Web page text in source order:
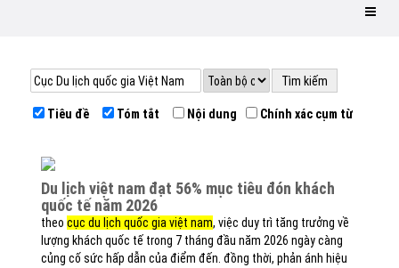
Tiêu đề Tóm tắt Nội dung Chính xác cụm từ
du lịch việt nam đạt 56% mục tiêu đón khách
quốc tế năm 2026
theo cục du lịch quốc gia việt nam, việc duy trì tăng trưởng về
lượng khách quốc tế trong 7 tháng đầu năm 2026 ngày càng
củng cố sức hấp dẫn của điểm đến. đồng thời, phản ánh hiệu